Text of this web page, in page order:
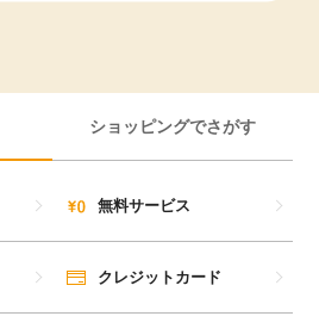
ショッピングでさがす
無料サービス
クレジットカード